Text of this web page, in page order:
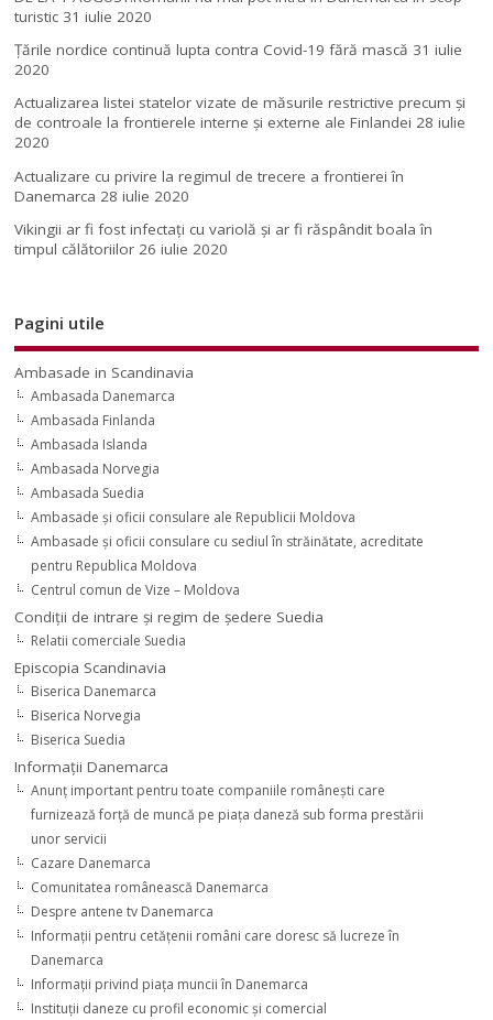
turistic 31 iulie 2020
Țările nordice continuă lupta contra Covid-19 fără mască 31 iulie
2020
Actualizarea listei statelor vizate de măsurile restrictive precum și
de controale la frontierele interne și externe ale Finlandei 28 iulie
2020
Actualizare cu privire la regimul de trecere a frontierei în
Danemarca 28 iulie 2020
Vikingii ar fi fost infectaţi cu variolă şi ar fi răspândit boala în
timpul călătoriilor 26 iulie 2020
Pagini utile
Ambasade in Scandinavia
Ambasada Danemarca
Ambasada Finlanda
Ambasada Islanda
Ambasada Norvegia
Ambasada Suedia
Ambasade şi oficii consulare ale Republicii Moldova
Ambasade şi oficii consulare cu sediul în străinătate, acreditate
pentru Republica Moldova
Centrul comun de Vize – Moldova
Condiţii de intrare şi regim de şedere Suedia
Relatii comerciale Suedia
Episcopia Scandinavia
Biserica Danemarca
Biserica Norvegia
Biserica Suedia
Informaţii Danemarca
Anunţ important pentru toate companiile româneşti care
furnizează forţă de muncă pe piaţa daneză sub forma prestării
unor servicii
Cazare Danemarca
Comunitatea românească Danemarca
Despre antene tv Danemarca
Informaţii pentru cetăţenii români care doresc să lucreze în
Danemarca
Informaţii privind piaţa muncii în Danemarca
Instituţii daneze cu profil economic şi comercial